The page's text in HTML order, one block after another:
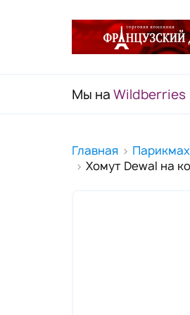
Мы на Wildberries
RENI Каталог
Главная
Хомут Dewal на